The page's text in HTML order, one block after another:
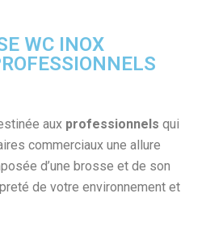
WC INOX
aux professionnels qui
commerciaux une allure
d’une brosse et de son
de votre environnement et